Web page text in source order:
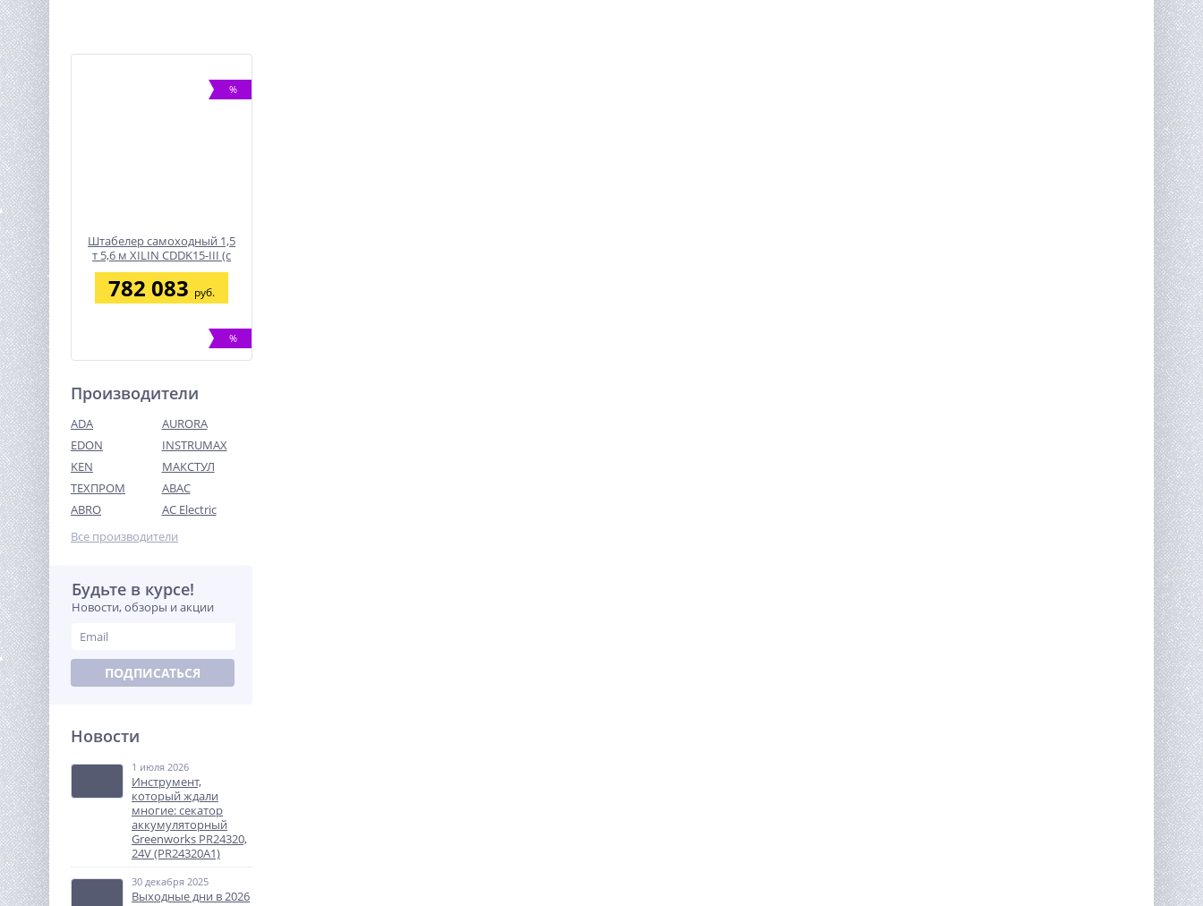
%
Штабелер самоходный 1,5
т 5,6 м XILIN CDDK15-III (с
платформой)
782 083 руб.
%
Ремень стяжной TOR
1,5/3,0 т 8,0 м 35 мм
658руб.
Триммер аккумуляторный
1*1,5 Ач и ЗУ
8 990руб.
%
Производители
ADA
AURORA
EDON
INSTRUMAX
KEN
МАКСТУЛ
ТЕХПРОМ
ABAC
ABRO
AC Electric
Все производители
Будьте в курсе!
Новости, обзоры и акции
ПОДПИСАТЬСЯ
Новости
1 июля 2026
Инструмент,
который ждали
многие: секатор
аккумуляторный
Greenworks PR24320,
24V (PR24320A1)
30 декабря 2025
Выходные дни в 2026